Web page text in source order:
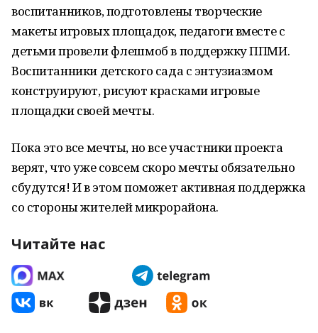
воспитанников, подготовлены творческие
макеты игровых площадок, педагоги вместе с
детьми провели флешмоб в поддержку ППМИ.
Воспитанники детского сада с энтузиазмом
конструируют, рисуют красками игровые
площадки своей мечты.
Пока это все мечты, но все участники проекта
верят, что уже совсем скоро мечты обязательно
сбудутся! И в этом поможет активная поддержка
со стороны жителей микрорайона.
Читайте нас